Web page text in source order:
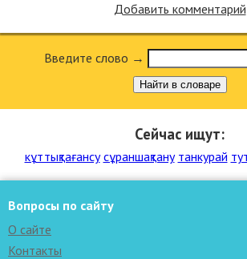
Добавить комментарий
Введите слово →
Найти в словаре
Сейчас ищут:
кұттықтағансу сұраншақтану танкурай
Вопросы по сайту
О сайте
Контакты